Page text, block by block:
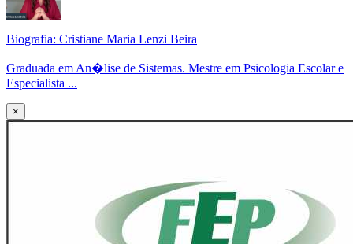
Biografia: Cristiane Maria Lenzi Beira
Graduada em An�lise de Sistemas. Mestre em Psicologia Escolar e
Especialista ...
×